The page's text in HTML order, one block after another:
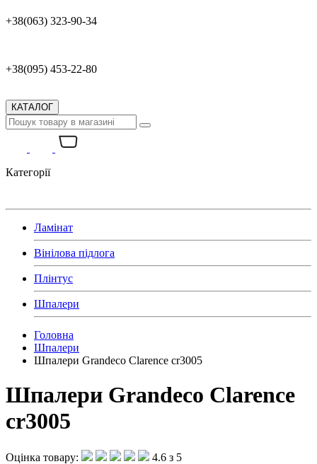
+38(063) 323-90-34
+38(095) 453-22-80
КАТАЛОГ
Категорії
Ламінат
Вінілова підлога
Плінтус
Шпалери
Головна
Шпалери
Шпалери Grandeco Clarence cr3005
Шпалери Grandeco Clarence
cr3005
Оцінка товару: 4.6 з 5